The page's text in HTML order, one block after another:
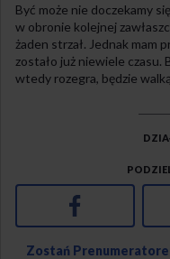
Być może nie doczekamy
w obronie kolejnej
żaden strzał. Jednak mam
zostało już niewiele czasu.
wtedy rozegra, będzie
Facebook
Zostań